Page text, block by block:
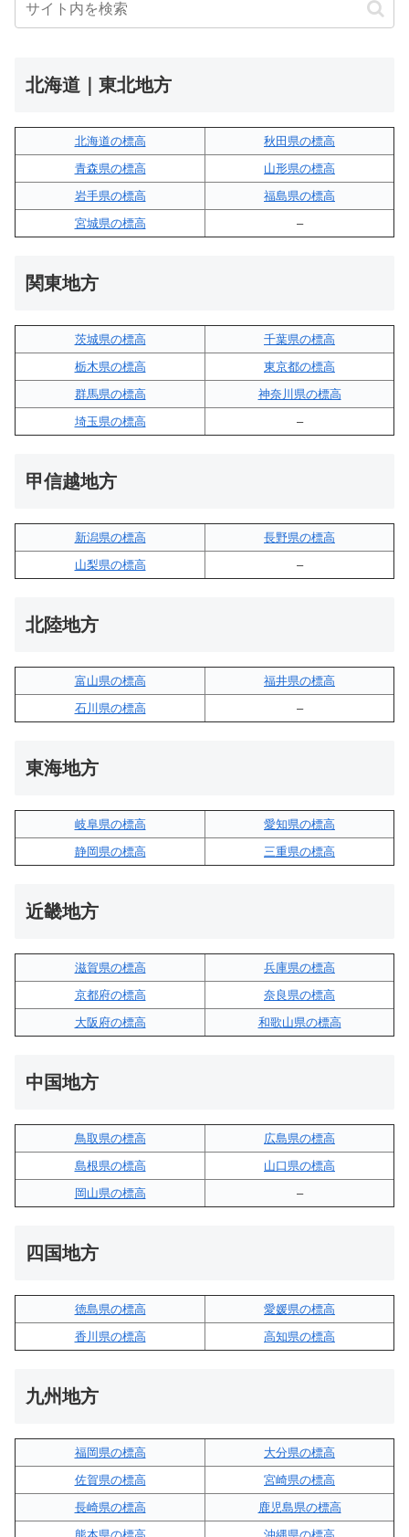
北海道｜東北地方
北海道の標高
秋田県の標高
青森県の標高
山形県の標高
岩手県の標高
福島県の標高
宮城県の標高
–
関東地方
茨城県の標高
千葉県の標高
栃木県の標高
東京都の標高
群馬県の標高
神奈川県の標高
埼玉県の標高
–
甲信越地方
新潟県の標高
長野県の標高
山梨県の標高
–
北陸地方
富山県の標高
福井県の標高
石川県の標高
–
東海地方
岐阜県の標高
愛知県の標高
静岡県の標高
三重県の標高
近畿地方
滋賀県の標高
兵庫県の標高
京都府の標高
奈良県の標高
大阪府の標高
和歌山県の標高
中国地方
鳥取県の標高
広島県の標高
島根県の標高
山口県の標高
岡山県の標高
–
四国地方
徳島県の標高
愛媛県の標高
香川県の標高
高知県の標高
九州地方
福岡県の標高
大分県の標高
佐賀県の標高
宮崎県の標高
長崎県の標高
鹿児島県の標高